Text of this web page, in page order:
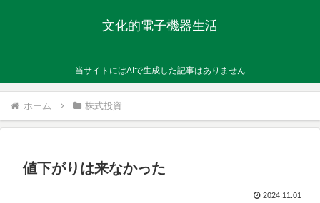
文化的電子機器生活
当サイトにはAIで生成した記事はありません
ホーム 株式投資
値下がりは来なかった
2024.11.01